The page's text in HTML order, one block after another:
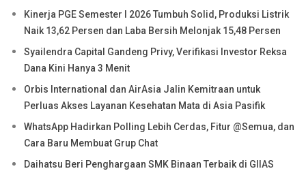
Kinerja PGE Semester I 2026 Tumbuh Solid, Produksi Listrik
Naik 13,62 Persen dan Laba Bersih Melonjak 15,48 Persen
Syailendra Capital Gandeng Privy, Verifikasi Investor Reksa
Dana Kini Hanya 3 Menit
Orbis International dan AirAsia Jalin Kemitraan untuk
Perluas Akses Layanan Kesehatan Mata di Asia Pasifik
WhatsApp Hadirkan Polling Lebih Cerdas, Fitur @Semua, dan
Cara Baru Membuat Grup Chat
Daihatsu Beri Penghargaan SMK Binaan Terbaik di GIIAS